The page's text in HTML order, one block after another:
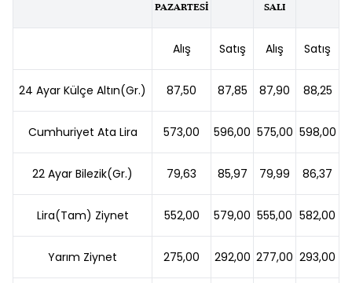
PAZARTESİ SALI
Alış Satış Alış Satış
24 Ayar Külçe Altın(Gr.) 87,50 87,85 87,90 88,25
Cumhuriyet Ata Lira 573,00 596,00 575,00 598,00
22 Ayar Bilezik(Gr.) 79,63 85,97 79,99 86,37
Lira(Tam) Ziynet 552,00 579,00 555,00 582,00
Yarım Ziynet 275,00 292,00 277,00 293,00